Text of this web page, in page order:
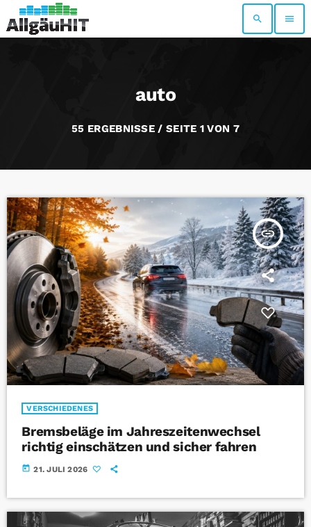
search menu
auto
55 ERGEBNISSE / SEITE 1 VON 7
insert_link
VERSCHIEDENES
Bremsbeläge im Jahreszeitenwechsel
richtig einschätzen und sicher fahren
today 21. JULI 2026